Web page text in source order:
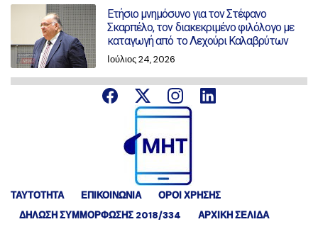
Ετήσιο μνημόσυνο για τον Στέφανο
Σκαρπέλο, τον διακεκριμένο φιλόλογο με
καταγωγή από το Λεχούρι Καλαβρύτων
Ιούλιος 24, 2026
ΤΑΥΤΟΤΗΤΑ ΕΠΙΚΟΙΝΩΝΙΑ
ΟΡΟΙ ΧΡΗΣΗΣ
ΔΉΛΩΣΗ ΣΥΜΜΌΡΦΩΣΗΣ 2018/334
ΑΡΧΙΚΗ ΣΕΛΙΔΑ